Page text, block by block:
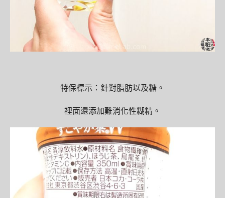
特保標示：針對脂肪以及糖。
裡面還添加難消化性糊精。